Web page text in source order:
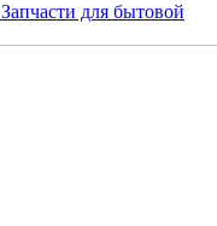
Запчасти для бытовой